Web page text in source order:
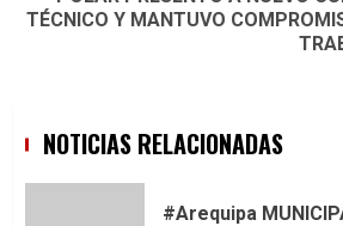
post:
TÉCNICO Y MANTUVO
NOTICIAS RELACIONADAS
#Arequipa